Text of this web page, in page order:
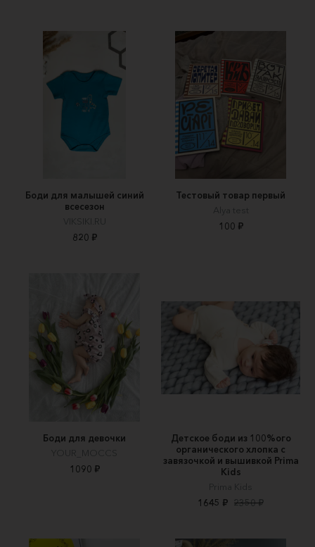
Боди для малышей синий
всесезон
VIKSIKI.RU
820 ₽
Тестовый товар первый
Alya test
100 ₽
Боди для девочки
YOUR_MOCCS
1090 ₽
Детское боди из 100%ого
органического хлопка с
завязочкой и вышивкой Prima
Kids
Prima Kids
1645 ₽ 2350 ₽